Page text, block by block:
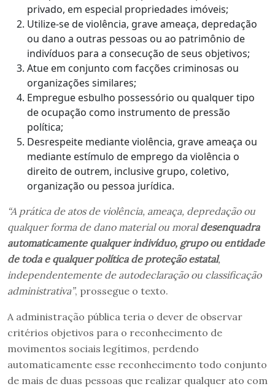
privado, em especial propriedades imóveis;
Utilize-se de violência, grave ameaça, depredação
ou dano a outras pessoas ou ao patrimônio de
indivíduos para a consecução de seus objetivos;
Atue em conjunto com facções criminosas ou
organizações similares;
Empregue esbulho possessório ou qualquer tipo
de ocupação como instrumento de pressão
política;
Desrespeite mediante violência, grave ameaça ou
mediante estímulo de emprego da violência o
direito de outrem, inclusive grupo, coletivo,
organização ou pessoa jurídica.
“A prática de atos de violência, ameaça, depredação ou
qualquer forma de dano material ou moraldesenquadra
automaticamente qualquer indivíduo, grupo ou entidade
de toda e qualquer política de proteção estatal,
independentemente de autodeclaração ou classificação
administrativa”, prossegue o texto.
A administração pública teria o dever de observar
critérios objetivos para o reconhecimento de
movimentos sociais legítimos, perdendo
automaticamente esse reconhecimento todo conjunto
de mais de duas pessoas que realizar qualquer ato com